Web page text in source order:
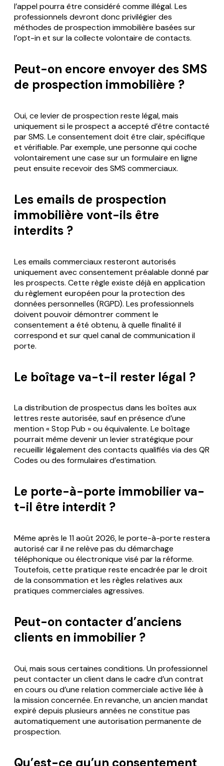
l’appel pourra être considéré comme illégal. Les
professionnels devront donc privilégier des
méthodes de prospection immobilière basées sur
l’opt-in et sur la collecte volontaire de contacts.
Peut-on encore envoyer des SMS
de prospection immobilière ?
Oui, ce levier de prospection reste légal, mais
uniquement si le prospect a accepté d’être contacté
par SMS. Le consentement doit être clair, spécifique
et vérifiable. Par exemple, une personne qui coche
volontairement une case sur un formulaire en ligne
peut ensuite recevoir des SMS commerciaux.
Les emails de prospection
immobilière vont-ils être
interdits ?
Les emails commerciaux resteront autorisés
uniquement avec consentement préalable donné par
les prospects. Cette règle existe déjà en application
du règlement européen pour la protection des
données personnelles (RGPD). Les professionnels
doivent pouvoir démontrer comment le
consentement a été obtenu, à quelle finalité il
correspond et sur quel canal de communication il
porte.
Le boîtage va-t-il rester légal ?
La distribution de prospectus dans les boîtes aux
lettres reste autorisée, sauf en présence d’une
mention « Stop Pub » ou équivalente. Le boîtage
pourrait même devenir un levier stratégique pour
recueillir légalement des contacts qualifiés via des QR
Codes ou des formulaires d’estimation.
Le porte-à-porte immobilier va-
t-il être interdit ?
Même après le 11 août 2026, le porte-à-porte restera
autorisé car il ne relève pas du démarchage
téléphonique ou électronique visé par la réforme.
Toutefois, cette pratique reste encadrée par le droit
de la consommation et les règles relatives aux
pratiques commerciales agressives.
Peut-on contacter d’anciens
clients en immobilier ?
Oui, mais sous certaines conditions. Un professionnel
peut contacter un client dans le cadre d’un contrat
en cours ou d’une relation commerciale active liée à
la mission concernée. En revanche, un ancien mandat
expiré depuis plusieurs années ne constitue pas
automatiquement une autorisation permanente de
prospection.
Qu’est-ce qu’un consentement